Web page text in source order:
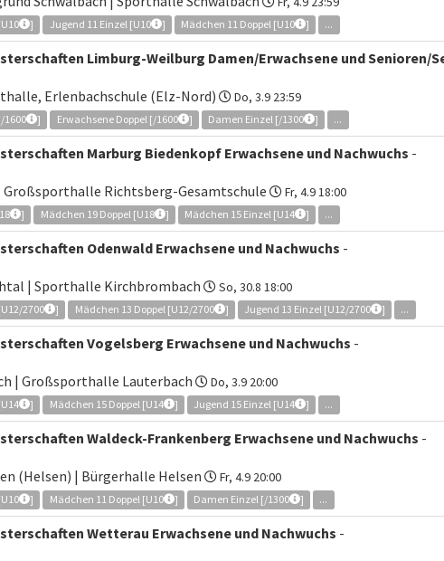
] Jugend 11 Einzel [U10 ] Mädchen 11 Doppel [U10 ] ...
Limburg-Weilburg Damen/Erwachsene und Senioren/
Erlenbachschule (Elz-Nord) Do, 3.9 23:59
1600 ] Erwachsene Doppel [/1600 ] Damen Einzel [/1300 ] ...
Marburg Biedenkopf Erwachsene und Nachwuchs -
Großsporthalle Richtsberg-Gesamtschule Fr, 4.9 18:00
] Mädchen 19 Doppel [U18 ] Mädchen 15 Einzel [U14 ] ...
Odenwald Erwachsene und Nachwuchs -
| Sporthalle Kirchbrombach So, 30.8 18:00
2700 ] Mädchen 13 Doppel [U12/2700 ] Jugend 13 Einzel [U12/2700 ] ...
Vogelsberg Erwachsene und Nachwuchs -
| Großsporthalle Lauterbach Do, 3.9 20:00
] Mädchen 15 Doppel [U14 ] Jugend 15 Einzel [U14 ] ...
Waldeck-Frankenberg Erwachsene und Nachwuchs -
(Helsen) | Bürgerhalle Helsen Fr, 4.9 20:00
] Mädchen 11 Doppel [U10 ] Damen Einzel [/1300 ] ...
Wetterau Erwachsene und Nachwuchs -